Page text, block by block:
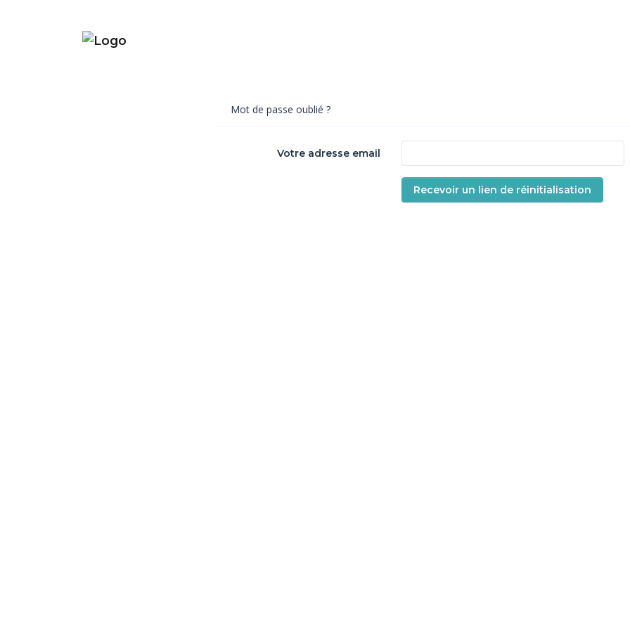
Mot de passe oublié ?
Votre adresse email
Recevoir un lien de réinitialisation